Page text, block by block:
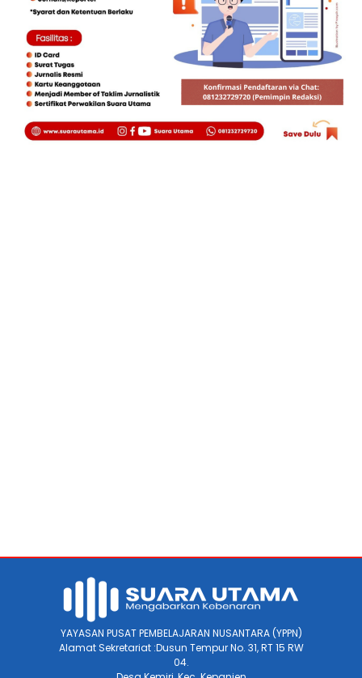
YAYASAN PUSAT PEMBELAJARAN NUSANTARA (YPPN)
Alamat Sekretariat :Dusun Tempur No. 31, RT 15 RW
04.